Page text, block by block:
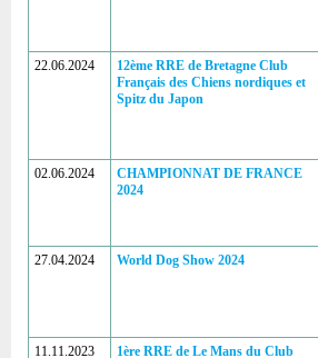
22.06.2024
12ème RRE de Bretagne Club
Français des Chiens nordiques et
Spitz du Japon
02.06.2024
CHAMPIONNAT DE FRANCE
2024
27.04.2024
World Dog Show 2024
11.11.2023
1ère RRE de Le Mans du Club